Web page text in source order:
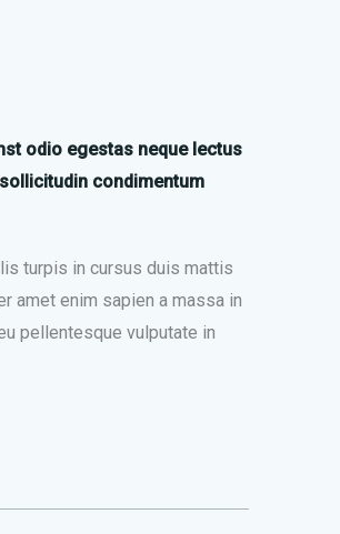
odio egestas neque lectus
condimentum
turpis in cursus duis mattis
amet enim sapien a massa in
pellentesque vulputate in